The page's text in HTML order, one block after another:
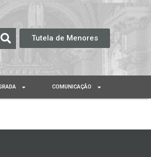
Tutela de Menores
COMUNICAÇÃO